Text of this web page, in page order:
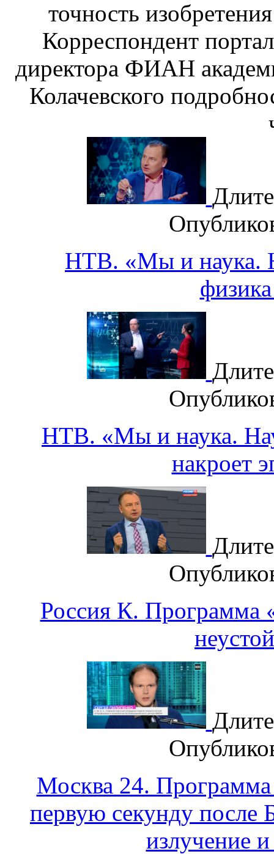
точность
Корреспондент
директора ФИАН
Колачевского
НТВ. «Мы и наука.
НТВ. «Мы и наука.
накроет
Россия К. Программа
Москва 24.
первую секунду после
излучение